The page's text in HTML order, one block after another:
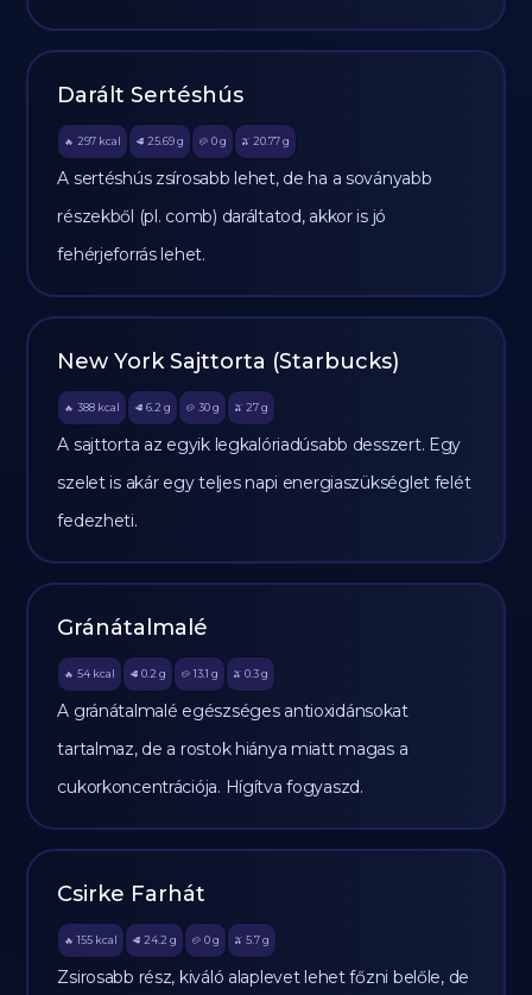
Darált Sertéshús
🔥 297 kcal 🥩 25.69 g 🥔 0g 🫒 20.77 g
A sertéshús zsírosabb lehet, de ha a soványabb
részekből (pl. comb) daráltatod, akkor is jó
fehérjeforrás lehet.
New York Sajttorta (Starbucks)
🔥 388 kcal 🥩 6.2 g 🥔 30g 🫒 27 g
A sajttorta az egyik legkalóriadúsabb desszert. Egy
szelet is akár egy teljes napi energiaszükséglet felét
fedezheti.
Gránátalmalé
🔥 54 kcal 🥩 0.2 g 🥔 13.1 g 🫒 0.3 g
A gránátalmalé egészséges antioxidánsokat
tartalmaz, de a rostok hiánya miatt magas a
cukorkoncentrációja. Hígítva fogyaszd.
Csirke Farhát
🔥 155 kcal 🥩 24.2 g 🥔 0g 🫒 5.7 g
Zsirosabb rész, kiváló alaplevet lehet főzni belőle, de